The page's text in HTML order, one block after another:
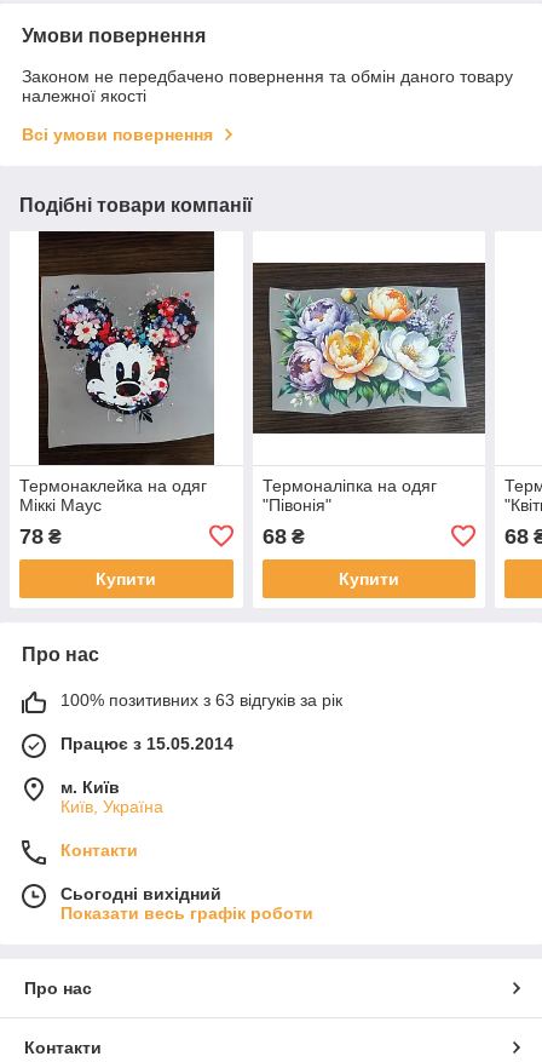
Умови повернення
Законом не передбачено повернення та обмін даного товару
належної якості
Всі умови повернення
Подібні товари компанії
Термонаклейка на одяг
Міккі Маус
78 ₴
Купити
Термоналіпка на одяг
"Півонія"
68₴
Купити
68
Про нас
100% позитивних з 63 відгуків за рік
Працює з 15.05.2014
м. Київ
Київ, Україна
Контакти
Сьогодні вихідний
Показати весь графік роботи
Про нас
Контакти